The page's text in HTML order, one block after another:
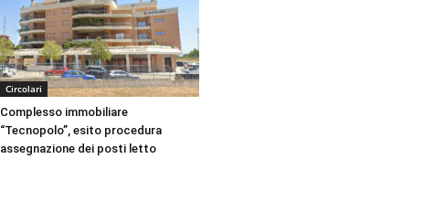
Circolari
Complesso immobiliare
“Tecnopolo”, esito procedura
assegnazione dei posti letto